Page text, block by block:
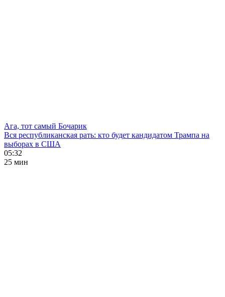
Ага, тот самый Бочарик
Вся республиканская рать: кто будет кандидатом Трампа на
выборах в США
05:32
25 мин